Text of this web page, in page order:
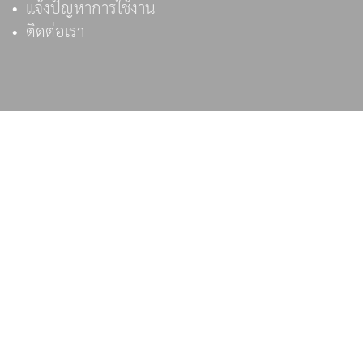
แจ้งปัญหาการใช้งาน
ติดต่อเรา